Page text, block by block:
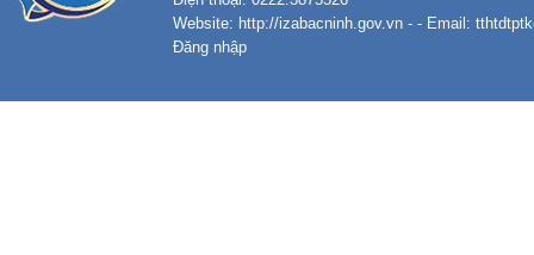
Website: http://izabacninh.gov.vn - - Email:
Đăng nhập